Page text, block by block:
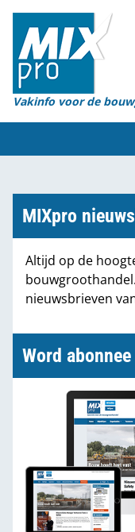
Vakinfo voor de
Home
Magazines
Organisaties
Marktcijfers
Partners
MIXpro
Altijd op de
nieuwsbrieven
Word abonnee